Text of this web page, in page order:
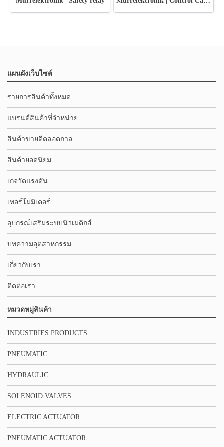
แผนผังเว็บไซต์
รายการสินค้าทั้งหมด
แบรนด์สินค้าที่จำหน่าย
สินค้าขายดีตลอดกาล
สินค้ายอดนิยม
เกจวัดแรงดัน
เทอร์โมมิเตอร์
อุปกรณ์เสริมระบบนิวเมติกส์
บทความอุตสาหกรรม
เกี่ยวกับเรา
ติดต่อเรา
หมวดหมู่สินค้า
INDUSTRIES PRODUCTS
PNEUMATIC
HYDRAULIC
SOLENOID VALVES
ELECTRIC ACTUATOR
PNEUMATIC ACTUATOR